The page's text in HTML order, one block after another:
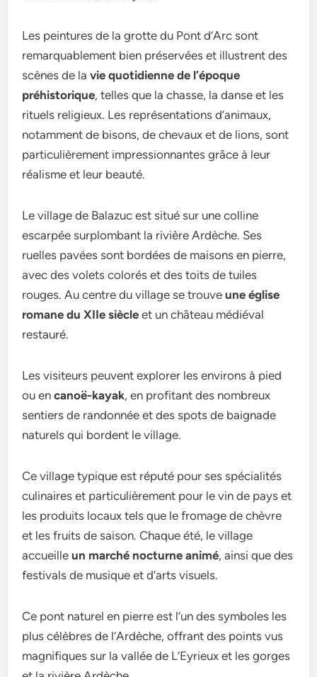
Les peintures de la grotte du Pont d’Arc sont
remarquablement bien préservées et illustrent des
scènes de lavie quotidienne de l’époque
préhistorique, telles que la chasse, la danse et les
rituels religieux. Les représentations d’animaux,
notamment de bisons, de chevaux et de lions, sont
particulièrement impressionnantes grâce à leur
réalisme et leur beauté.
Le village de Balazuc est situé sur une colline
escarpée surplombant la rivière Ardèche. Ses
ruelles pavées sont bordées de maisons en pierre,
avec des volets colorés et des toits de tuiles
rouges. Au centre du village se trouveune église
romane du XIIe siècle et un château médiéval
restauré.
Les visiteurs peuvent explorer les environs à pied
ou encanoë-kayak, en profitant des nombreux
sentiers de randonnée et des spots de baignade
naturels qui bordent le village.
Ce village typique est réputé pour ses spécialités
culinaires et particulièrement pour le vin de pays et
les produits locaux tels que le fromage de chèvre
et les fruits de saison. Chaque été, le village
accueilleun marché nocturne animé, ainsi que des
festivals de musique et d’arts visuels.
Ce pont naturel en pierre est l’un des symboles les
plus célèbres de l’Ardèche, offrant des points vus
magnifiques sur la vallée de L’Eyrieux et les gorges